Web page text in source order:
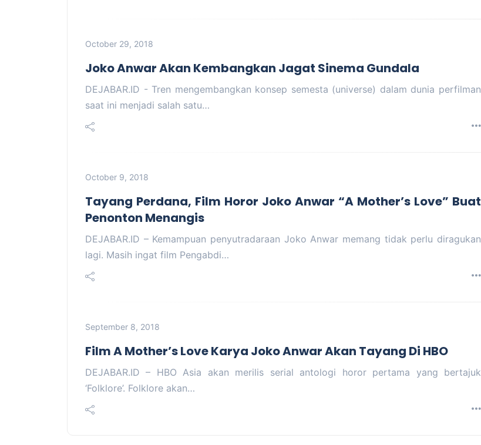
October 29, 2018
Joko Anwar Akan Kembangkan Jagat Sinema Gundala
DEJABAR.ID - Tren mengembangkan konsep semesta (universe) dalam dunia perfilman
saat ini menjadi salah satu…
October 9, 2018
Tayang Perdana, Film Horor Joko Anwar “A Mother’s Love” Buat
Penonton Menangis
DEJABAR.ID – Kemampuan penyutradaraan Joko Anwar memang tidak perlu diragukan
lagi. Masih ingat film Pengabdi…
September 8, 2018
Film A Mother’s Love Karya Joko Anwar Akan Tayang Di HBO
DEJABAR.ID – HBO Asia akan merilis serial antologi horor pertama yang bertajuk
‘Folklore’. Folklore akan…